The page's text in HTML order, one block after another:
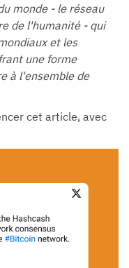
monde - le réseau
de l'humanité - qui
et les
une forme
à l'ensemble de
cet article, avec